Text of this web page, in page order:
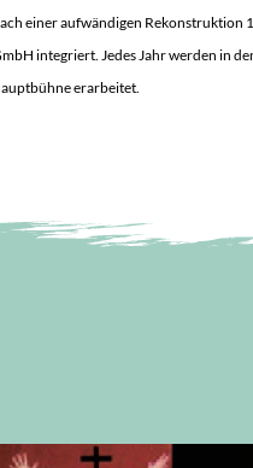
einer aufwändigen
integriert. Jedes Jahr werden in
erarbeitet.